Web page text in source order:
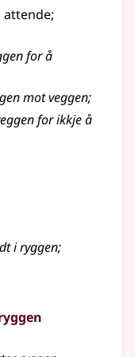
attende;
for å
mot veggen;
for ikkje å
i ryggen;